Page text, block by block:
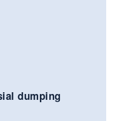
dumping